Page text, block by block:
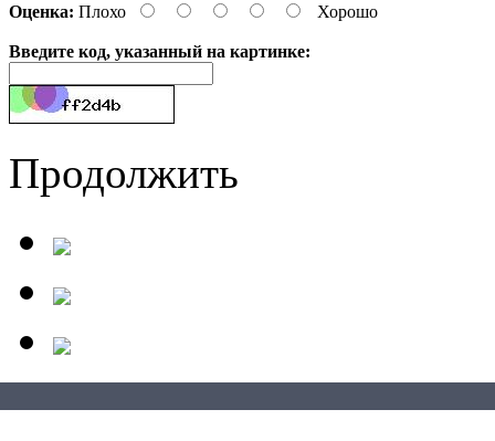
Оценка: Плохо Хорошо
Введите код, указанный на картинке:
Продолжить